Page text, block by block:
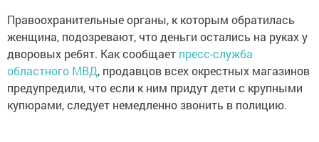
Правоохранительные органы, к которым обратилась
женщина, подозревают, что деньги остались на руках у
дворовых ребят. Как сообщает пресс-служба
областного МВД, продавцов всех окрестных магазинов
предупредили, что если к ним придут дети с крупными
купюрами, следует немедленно звонить в полицию.